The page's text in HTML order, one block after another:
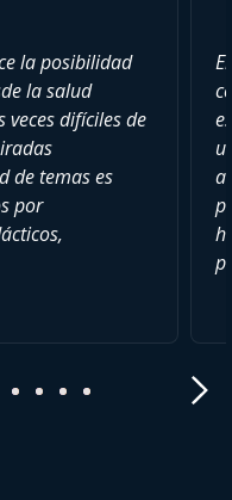
la posibilidad
la salud
difíciles de
de temas es
por